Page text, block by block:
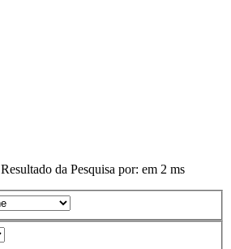
Resultado da Pesquisa por: em 2 ms